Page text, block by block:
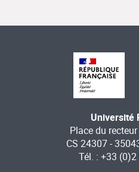
Université
Place du
CS 24307 -
Tél. : +33